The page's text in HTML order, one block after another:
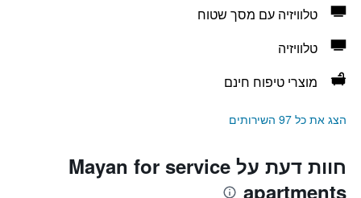
טלוויזיה עם מסך שטוח
טלוויזיה
מוצרי טיפוח חינם
הצג את כל 97 השירותים
חוות דעת על Mayan for service
apartments